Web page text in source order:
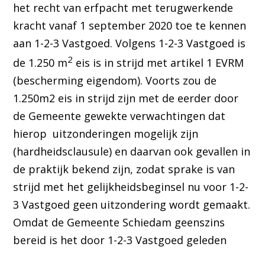
het recht van erfpacht met terugwerkende
kracht vanaf 1 september 2020 toe te kennen
aan 1-2-3 Vastgoed. Volgens 1-2-3 Vastgoed is
de 1.250 m2 eis is in strijd met artikel 1 EVRM
(bescherming eigendom). Voorts zou de
1.250m2 eis in strijd zijn met de eerder door
de Gemeente gewekte verwachtingen dat
hierop uitzonderingen mogelijk zijn
(hardheidsclausule) en daarvan ook gevallen in
de praktijk bekend zijn, zodat sprake is van
strijd met het gelijkheidsbeginsel nu voor 1-2-
3 Vastgoed geen uitzondering wordt gemaakt.
Omdat de Gemeente Schiedam geenszins
bereid is het door 1-2-3 Vastgoed geleden